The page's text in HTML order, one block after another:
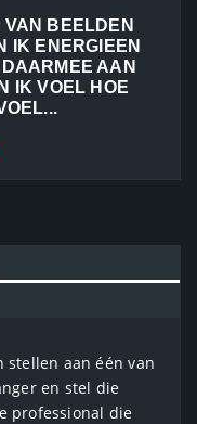
BEELDEN
IK ENERGIEEN
AAN
IK VOEL HOE
stellen aan één van
en stel die
professional die